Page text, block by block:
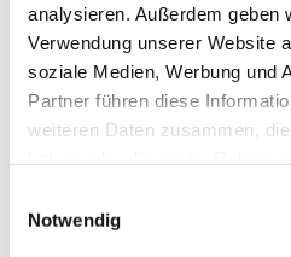
analysieren. Außerdem geben
Verwendung unserer Website
soziale Medien, Werbung und
Partner führen diese
weiteren Daten zusammen,
Notwendig
sicher und aktiv spielen.
uns in der besten Indoor-
Komm zur gruseligen
Was tun, wenn